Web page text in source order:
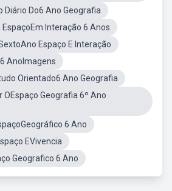
Diário Do6 Ano Geografia
EspaçoEm Interação 6 Anos
Espaço E Interação
AnoImagens
Orientado6 Ano Geografia
OEspaço Geografia 6º Ano
6 Ano
EVivencia
Geografico 6 Ano